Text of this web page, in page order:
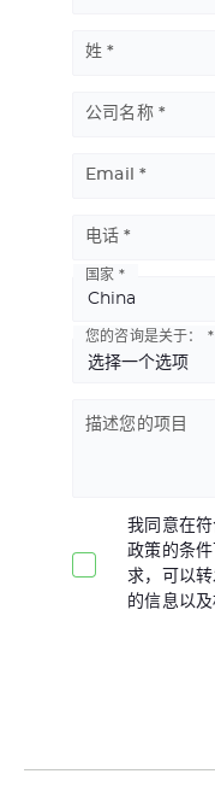
姓
公司名称
Email
电话
Basic
Address
国家
您的咨询是关于：
描述您的项目
我同意在
政策的条
求，可以
的信息以及